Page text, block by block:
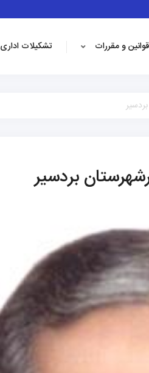
قوانین و مقررات تشکیلات اداری
بردسیر